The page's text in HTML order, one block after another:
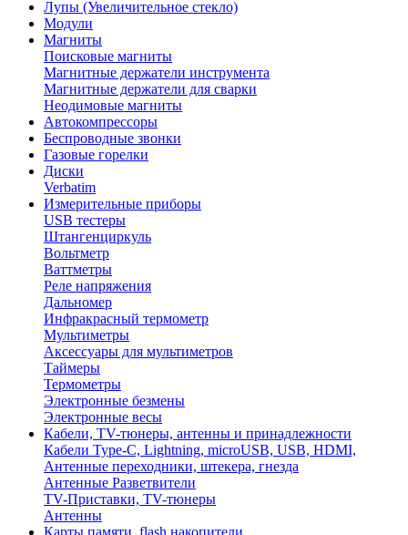
Лупы (Увеличительное стекло)
Модули
Магниты
Поисковые магниты
Магнитные держатели инструмента
Магнитные держатели для сварки
Неодимовые магниты
Автокомпрессоры
Беспроводные звонки
Газовые горелки
Диски
Verbatim
Измерительные приборы
USB тестеры
Штангенциркуль
Вольтметр
Ваттметры
Реле напряжения
Дальномер
Инфракрасный термометр
Мультиметры
Аксессуары для мультиметров
Таймеры
Термометры
Электронные безмены
Электронные весы
Кабели, TV-тюнеры, антенны и принадлежности
Кабели Type-C, Lightning, microUSB, USB, HDMI,
Антенные переходники, штекера, гнезда
Антенные Разветвители
TV-Приставки, TV-тюнеры
Антенны
Карты памяти, flash накопители